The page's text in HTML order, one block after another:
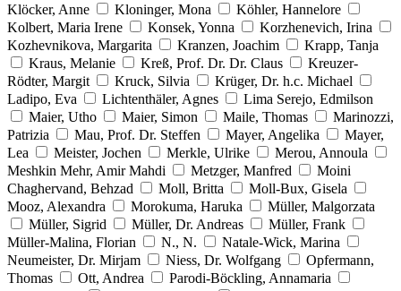
Klöcker, Anne
Kloninger, Mona
Köhler, Hannelore
Kolbert, Maria Irene
Konsek, Yonna
Korzhenevich, Irina
Kozhevnikova, Margarita
Kranzen, Joachim
Krapp, Tanja
Kraus, Melanie
Kreß, Prof. Dr. Dr. Claus
Kreuzer-
Rödter, Margit
Kruck, Silvia
Krüger, Dr. h.c. Michael
Ladipo, Eva
Lichtenthäler, Agnes
Lima Serejo, Edmilson
Maier, Utho
Maier, Simon Maile, Thomas
Marinozzi,
Patrizia
Mau, Prof. Dr. Steffen Mayer, Angelika
Mayer,
Lea
Meister, Jochen Merkle, Ulrike
Merou, Annoula
Meshkin Mehr, Amir Mahdi
Metzger, Manfred
Moini
Chaghervand, Behzad
Moll, Britta
Moll-Bux, Gisela
Mooz, Alexandra
Morokuma, Haruka
Müller, Malgorzata
Müller, Sigrid
Müller, Dr. Andreas
Müller, Frank
Müller-Malina, Florian
N., N.
Natale-Wick, Marina
Neumeister, Dr. Mirjam
Niess, Dr. Wolfgang
Opfermann,
Thomas
Ott, Andrea
Parodi-Böckling, Annamaria